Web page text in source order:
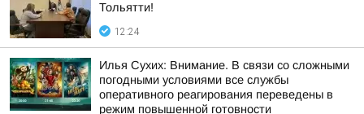
Тольятти!
12:24
Илья Сухих: Внимание. В связи со сложными
погодными условиями все службы
оперативного реагирования переведены в
режим повышенной готовности